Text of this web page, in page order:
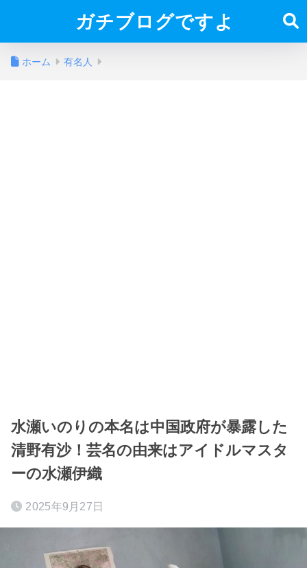
ガチブログですよ
ホーム 有名人
水瀬いのりの本名は中国政府が暴露した
清野有沙！芸名の由来はアイドルマスタ
ーの水瀬伊織
2025年9月27日